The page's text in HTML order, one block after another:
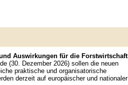
Auswirkungen für die Forstwirtschaft
(30. Dezember 2026) sollen die neuen
praktische und organisatorische
derzeit auf europäischer und nationaler